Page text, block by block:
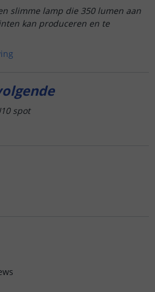
slimme lamp die 350 lumen aan
kan produceren en te
spot